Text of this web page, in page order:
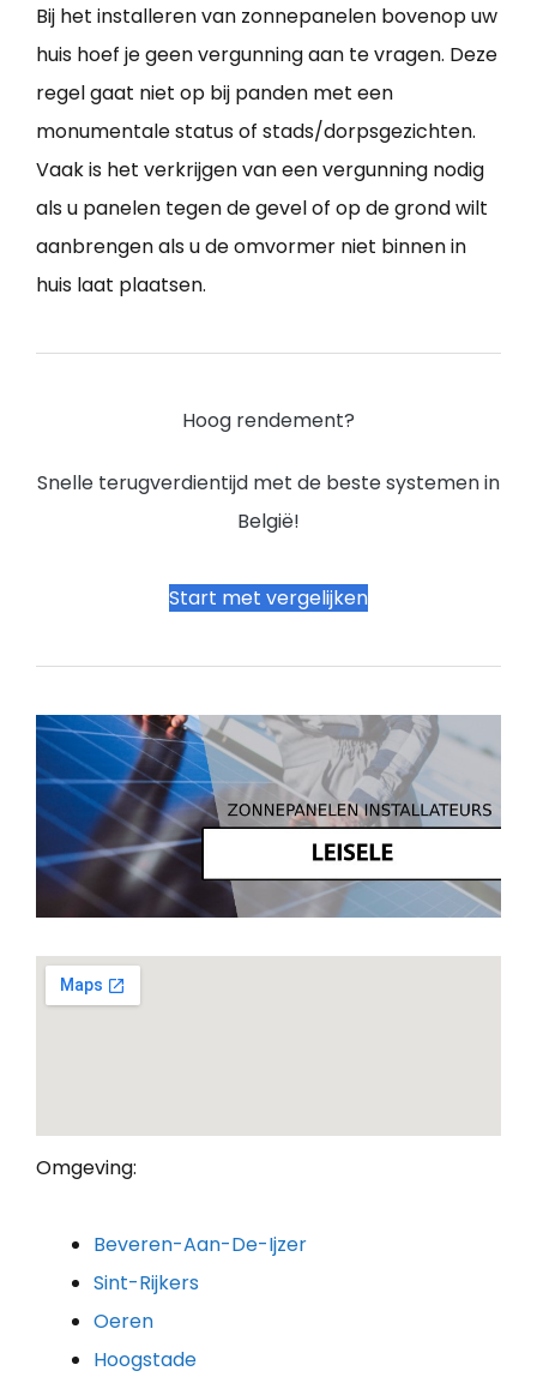
Bij het installeren van zonnepanelen bovenop uw
huis hoef je geen vergunning aan te vragen. Deze
regel gaat niet op bij panden met een
monumentale status of stads/dorpsgezichten.
Vaak is het verkrijgen van een vergunning nodig
als u panelen tegen de gevel of op de grond wilt
aanbrengen als u de omvormer niet binnen in
huis laat plaatsen.
Hoog rendement?
Snelle terugverdientijd met de beste systemen in
België!
Start met vergelijken
Omgeving:
Beveren-Aan-De-Ijzer
Sint-Rijkers
Oeren
Hoogstade